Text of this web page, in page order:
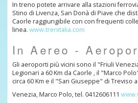
In treno potete arrivare alla stazioni
Stino di Livenza, San Donà di Piave che
Caorle raggiungibile con con frequenti
linea. www.trenitalia.com
In Aereo -
Gli aeroporti più vicini sono il "Friuli
Legionari a 60 Km da Caorle , il "Marco
circa 60 Km e il "San Giuseppe" di Treviso a
Venezia, Marco Polo, tel. 0412606111